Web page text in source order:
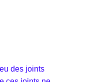
des joints